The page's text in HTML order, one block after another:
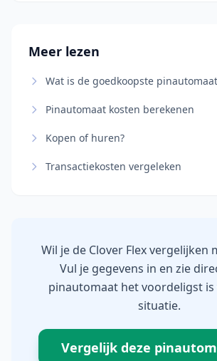
Meer lezen
Wat is de goedkoopste
Pinautomaat kosten berekenen
Kopen of huren?
Transactiekosten vergeleken
Wil je de Clover Flex vergelijken
Vul je gegevens in en zie
pinautomaat het voordeligst
situatie.
Vergelijk deze